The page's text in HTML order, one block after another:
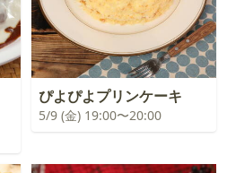
ぴよぴよプリンケーキ
5/9 (金) 19:00〜20:00